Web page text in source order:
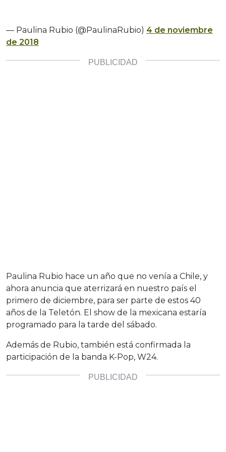
— Paulina Rubio (@PaulinaRubio) 4 de noviembre
de 2018
Paulina Rubio hace un año que no venía a Chile, y
ahora anuncia que aterrizará en nuestro país el
primero de diciembre, para ser parte de estos 40
años de la Teletón. El show de la mexicana estaría
programado para la tarde del sábado.
Además de Rubio, también está confirmada la
participación de la banda K-Pop, W24.